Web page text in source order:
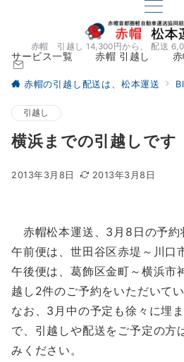
赤帽 引越し 14,300円から、 配送
サービス一覧 赤帽 引越し
赤帽の引越し配送は、松本運送
引越し
横浜までの引越しです
2013年3月8日 2013年3月8日
赤帽松本運送、3月8日の予約
午前便は、世田谷区赤堤～川口
午後便は、葛飾区金町～横浜
越し2件のご予約をいただいてい
なお、3月中の予定も徐々に埋
で、引越しや配送をご予定の方
みください。